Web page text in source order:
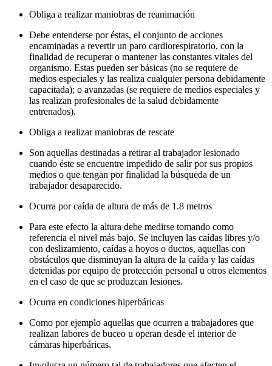
Obliga a realizar maniobras de reanimación
Debe entenderse por éstas, el conjunto de acciones
encaminadas a revertir un paro cardiorespiratorio, con la
finalidad de recuperar o mantener las constantes vitales del
organismo. Estas pueden ser básicas (no se requiere de
medios especiales y las realiza cualquier persona debidamente
capacitada); o avanzadas (se requiere de medios especiales y
las realizan profesionales de la salud debidamente
entrenados).
Obliga a realizar maniobras de rescate
Son aquellas destinadas a retirar al trabajador lesionado
cuando éste se encuentre impedido de salir por sus propios
medios o que tengan por finalidad la búsqueda de un
trabajador desaparecido.
Ocurra por caída de altura de más de 1.8 metros
Para este efecto la altura debe medirse tomando como
referencia el nivel más bajo. Se incluyen las caídas libres y/o
con deslizamiento, caídas a hoyos o ductos, aquellas con
obstáculos que disminuyan la altura de la caída y las caídas
detenidas por equipo de protección personal u otros elementos
en el caso de que se produzcan lesiones.
Ocurra en condiciones hiperbáricas
Como por ejemplo aquellas que ocurren a trabajadores que
realizan labores de buceo u operan desde el interior de
cámaras hiperbáricas.